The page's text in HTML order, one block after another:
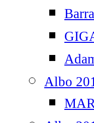
Albo